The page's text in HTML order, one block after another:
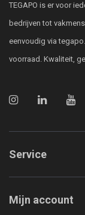
TEGAPO is er voor
bedrijven tot
eenvoudig via
voorraad. Kwaliteit,
Service
Mijn account